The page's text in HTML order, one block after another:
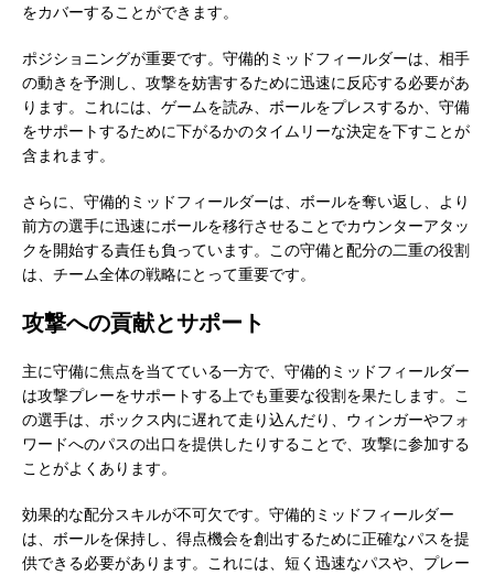
をカバーすることができます。
ポジショニングが重要です。守備的ミッドフィールダーは、相手
の動きを予測し、攻撃を妨害するために迅速に反応する必要があ
ります。これには、ゲームを読み、ボールをプレスするか、守備
をサポートするために下がるかのタイムリーな決定を下すことが
含まれます。
さらに、守備的ミッドフィールダーは、ボールを奪い返し、より
前方の選手に迅速にボールを移行させることでカウンターアタッ
クを開始する責任も負っています。この守備と配分の二重の役割
は、チーム全体の戦略にとって重要です。
攻撃への貢献とサポート
主に守備に焦点を当てている一方で、守備的ミッドフィールダー
は攻撃プレーをサポートする上でも重要な役割を果たします。こ
の選手は、ボックス内に遅れて走り込んだり、ウィンガーやフォ
ワードへのパスの出口を提供したりすることで、攻撃に参加する
ことがよくあります。
効果的な配分スキルが不可欠です。守備的ミッドフィールダー
は、ボールを保持し、得点機会を創出するために正確なパスを提
供できる必要があります。これには、短く迅速なパスや、プレー